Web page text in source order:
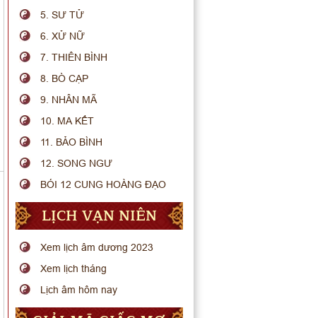
5. SƯ TỬ
6. XỬ NỮ
7. THIÊN BÌNH
8. BÒ CẠP
9. NHÂN MÃ
10. MA KẾT
11. BẢO BÌNH
12. SONG NGƯ
BÓI 12 CUNG HOÀNG ĐẠO
LỊCH VẠN NIÊN
Xem lịch âm dương 2023
Xem lịch tháng
Lịch âm hôm nay